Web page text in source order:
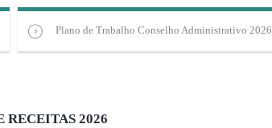
Plano de Trabalho Conselho Administrativo 2026
RECEITAS 2026